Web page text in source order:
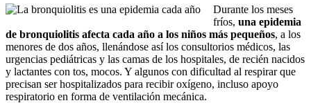
Durante los meses
fríos, una epidemia
de bronquiolitis afecta cada año a los niños más pequeños, a los
menores de dos años, llenándose así los consultorios médicos, las
urgencias pediátricas y las camas de los hospitales, de recién nacidos
y lactantes con tos, mocos. Y algunos con dificultad al respirar que
precisan ser hospitalizados para recibir oxígeno, incluso apoyo
respiratorio en forma de ventilación mecánica.